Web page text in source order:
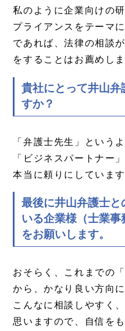
私のように企業向けの
プライアンスをテーマ
であれば、法律の相談
をすることはお薦めしま
貴社にとって井山
すか？
「弁護士先生」という
「ビジネスパートナー
本当に頼りにしています
最後に井山弁護士
いる企業様（士業
をお願いします。
おそらく、これまでの
から、かなり良い方向
こんなに相談しやすく
思いますので、自信を